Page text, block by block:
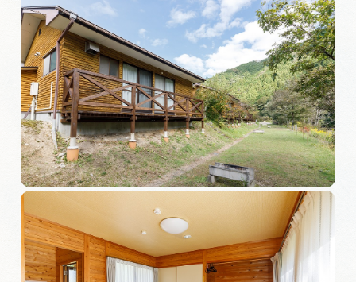
早わかり岐阜
買い物・お土産
体験予約サイト「ＶＩＳＩＴ岐阜県」
岐阜県アウトドア観光キャンペーン
岐阜県まるごと観光エリアガイド
岐阜県観光データベース